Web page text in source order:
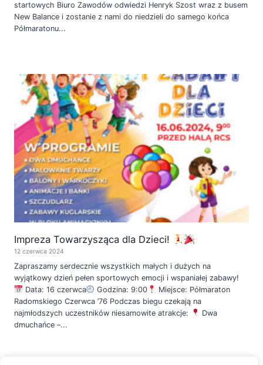
startowych Biuro Zawodów odwiedzi Henryk Szost wraz z busem
New Balance i zostanie z nami do niedzieli do samego końca
Półmaratonu...
Impreza Towarzysząca dla Dzieci!
12 czerwca 2024
Zapraszamy serdecznie wszystkich małych i dużych na
wyjątkowy dzień pełen sportowych emocji i wspaniałej zabawy!
Data: 16 czerwca
Godzina: 9:00
Miejsce: Półmaraton
Radomskiego Czerwca ’76 Podczas biegu czekają na
najmłodszych uczestników niesamowite atrakcje:
Dwa
dmuchańce –...